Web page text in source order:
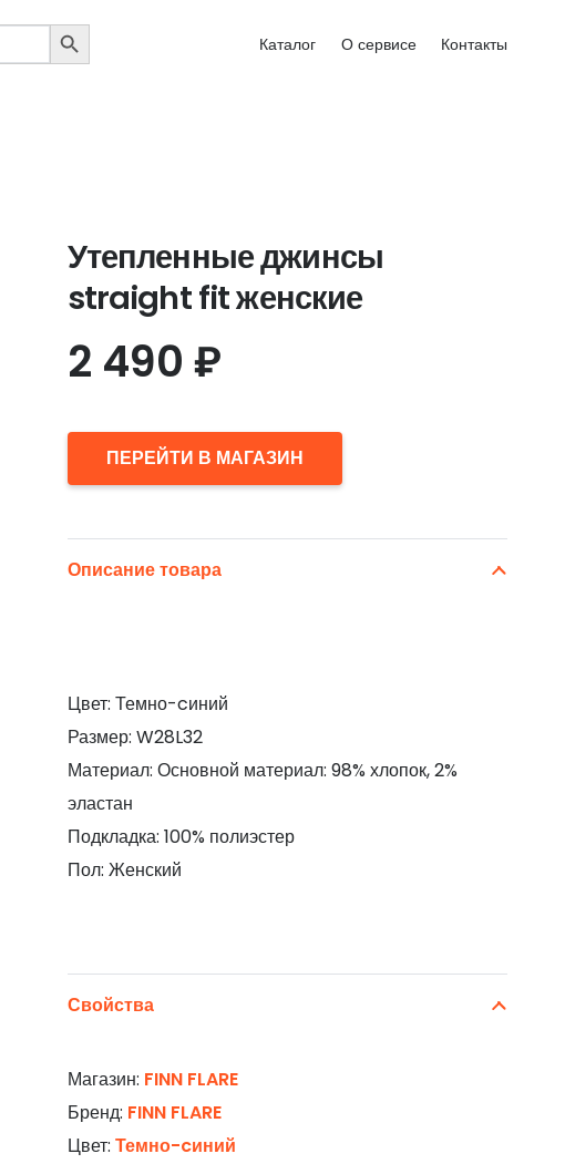
SEARCH
BUTTON
Каталог О сервисе Контакты
Утепленные джинсы
straight fit женские
2 490 ₽
ПЕРЕЙТИ В МАГАЗИН
Описание товара
Цвет: Темно-cиний
Размер: W28L32
Материал: Основной материал: 98% хлопок, 2%
эластан
Подкладка: 100% полиэстер
Пол: Женский
Свойства
Магазин: FINN FLARE
Бренд: FINN FLARE
Цвет: Темно-cиний